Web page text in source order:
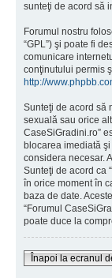
sunteţi de acord să
Forumul nostru
“GPL”) şi poate fi
comunicare
conţinutului permis
http://
Sunteţi de acord să
sexuală sau orice
CaseSiGradini.ro”
blocarea imediată
considera necesar.
Sunteţi de acord ca
în orice moment în
baza de date.
“Forumul
poate duce la
Înapoi la ecranul